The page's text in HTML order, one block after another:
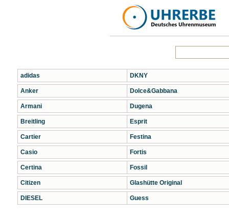
adidas
Anker
Armani
Breitling
Cartier
Casio
Certina
Citizen
DIESEL
DKNY
Dolce&Gabbana
Dugena
Esprit
Festina
Fortis
Fossil
Glashütte Original
Guess